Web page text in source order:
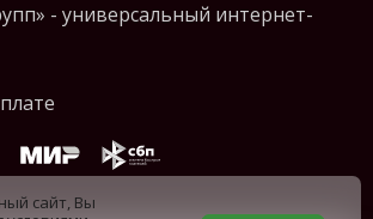
- универсальный интернет-
сайт, Вы